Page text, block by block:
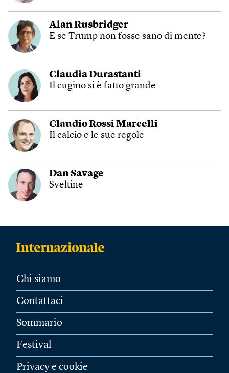
Alan Rusbridger
E se Trump non fosse sano di mente?
Claudia Durastanti
Il cugino si è fatto grande
Claudio Rossi Marcelli
Il calcio e le sue regole
Dan Savage
Sveltine
Chi siamo
Contattaci
Sommario
Festival
Privacy e cookie